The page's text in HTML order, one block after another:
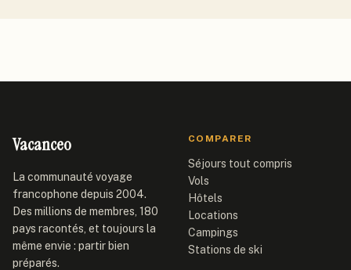
Vacanceo
La communauté voyage
francophone depuis 2004.
Des millions de membres, 180
pays racontés, et toujours la
même envie : partir bien
préparés.
COMPARER
Séjours tout compris
Vols
Hôtels
Locations
Campings
Stations de ski